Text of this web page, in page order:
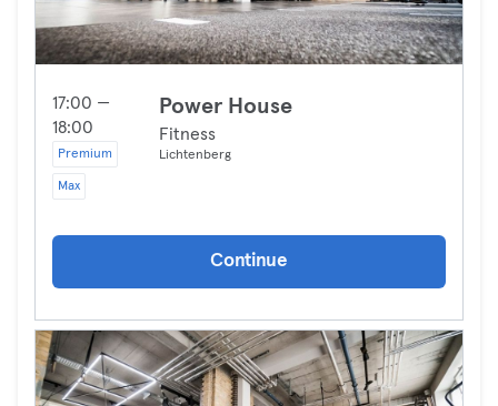
17:00 —
18:00
Premium
Max
Power House
Fitness
Lichtenberg
Continue